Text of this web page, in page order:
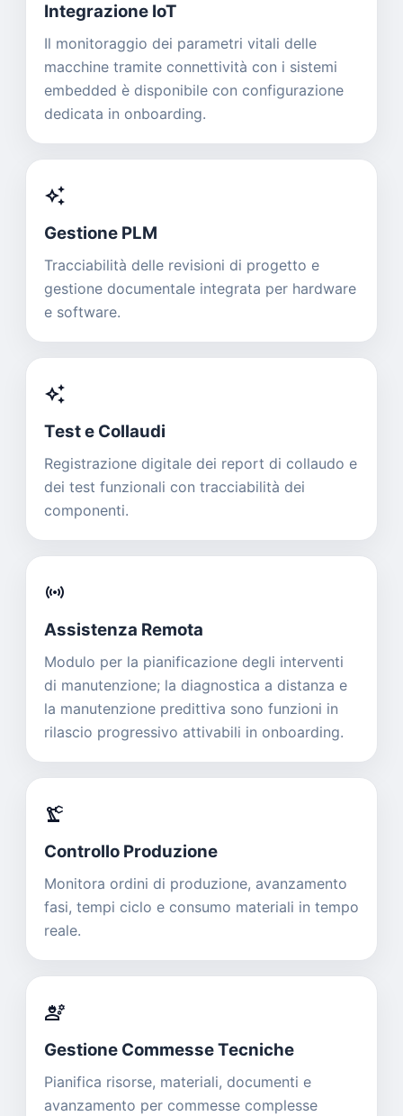
Integrazione IoT
Il monitoraggio dei parametri vitali delle
macchine tramite connettività con i sistemi
embedded è disponibile con configurazione
dedicata in onboarding.
auto_awesome
Gestione PLM
Tracciabilità delle revisioni di progetto e
gestione documentale integrata per hardware
e software.
auto_awesome
Test e Collaudi
Registrazione digitale dei report di collaudo e
dei test funzionali con tracciabilità dei
componenti.
sensors
Assistenza Remota
Modulo per la pianificazione degli interventi
di manutenzione; la diagnostica a distanza e
la manutenzione predittiva sono funzioni in
rilascio progressivo attivabili in onboarding.
precision_manufacturing
Controllo Produzione
Monitora ordini di produzione, avanzamento
fasi, tempi ciclo e consumo materiali in tempo
reale.
engineering
Gestione Commesse Tecniche
Pianifica risorse, materiali, documenti e
avanzamento per commesse complesse